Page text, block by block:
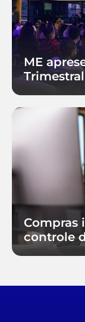
ME
Compras
controle